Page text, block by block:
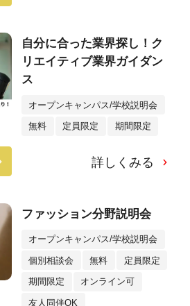
自分に合った業界探し！ク
リエイティブ業界ガイダン
ス
オープンキャンパス/学校説明会
無料 定員限定 期間限定
詳しくみる
ファッション分野説明会
オープンキャンパス/学校説明会
個別相談会 無料 定員限定
期間限定 オンライン可
友人同伴OK